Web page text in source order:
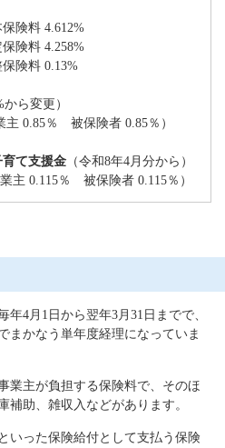
険料 4.612%
険料 4.258%
険料 0.13%
から変更）
主 0.85％ 被保険者 0.85％）
て支援金 （令和8年4月分から）
主 0.115％ 被保険者 0.115％）
4月1日から翌年3月31日までで、
まかなう単年度経理になっていま
業主が負担する保険料で、そのほ
補助、雑収入などがあります。
いった保険給付として支払う保険